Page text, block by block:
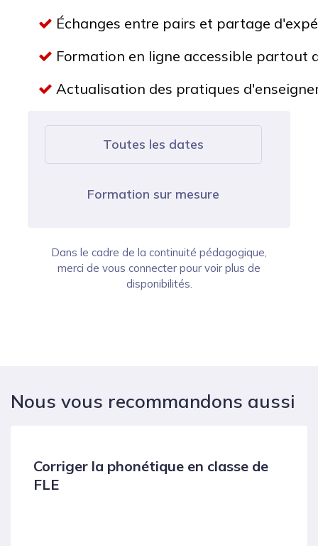
Échanges entre pairs et partage
Formation en ligne accessible partout
Actualisation des pratiques
Toutes les dates
Formation sur mesure
Dans le cadre de la continuité pédagogique,
merci de vous connecter pour voir plus de
disponibilités.
Nous vous recommandons aussi
Corriger la phonétique en classe de
FLE